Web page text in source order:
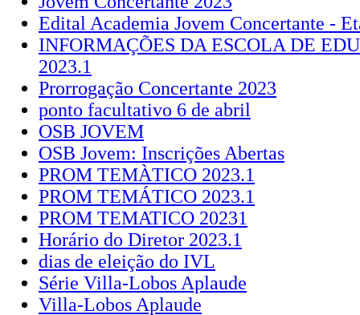
Edital Academia Jovem Concertante -
INFORMAÇÕES DA ESCOLA DE
2023.1
Prorrogação Concertante 2023
ponto facultativo 6 de abril
OSB JOVEM
OSB Jovem: Inscrições Abertas
PROM TEMÀTICO 2023.1
PROM TEMÁTICO 2023.1
PROM TEMATICO 20231
Horário do Diretor 2023.1
dias de eleição do IVL
Série Villa-Lobos Aplaude
Villa-Lobos Aplaude